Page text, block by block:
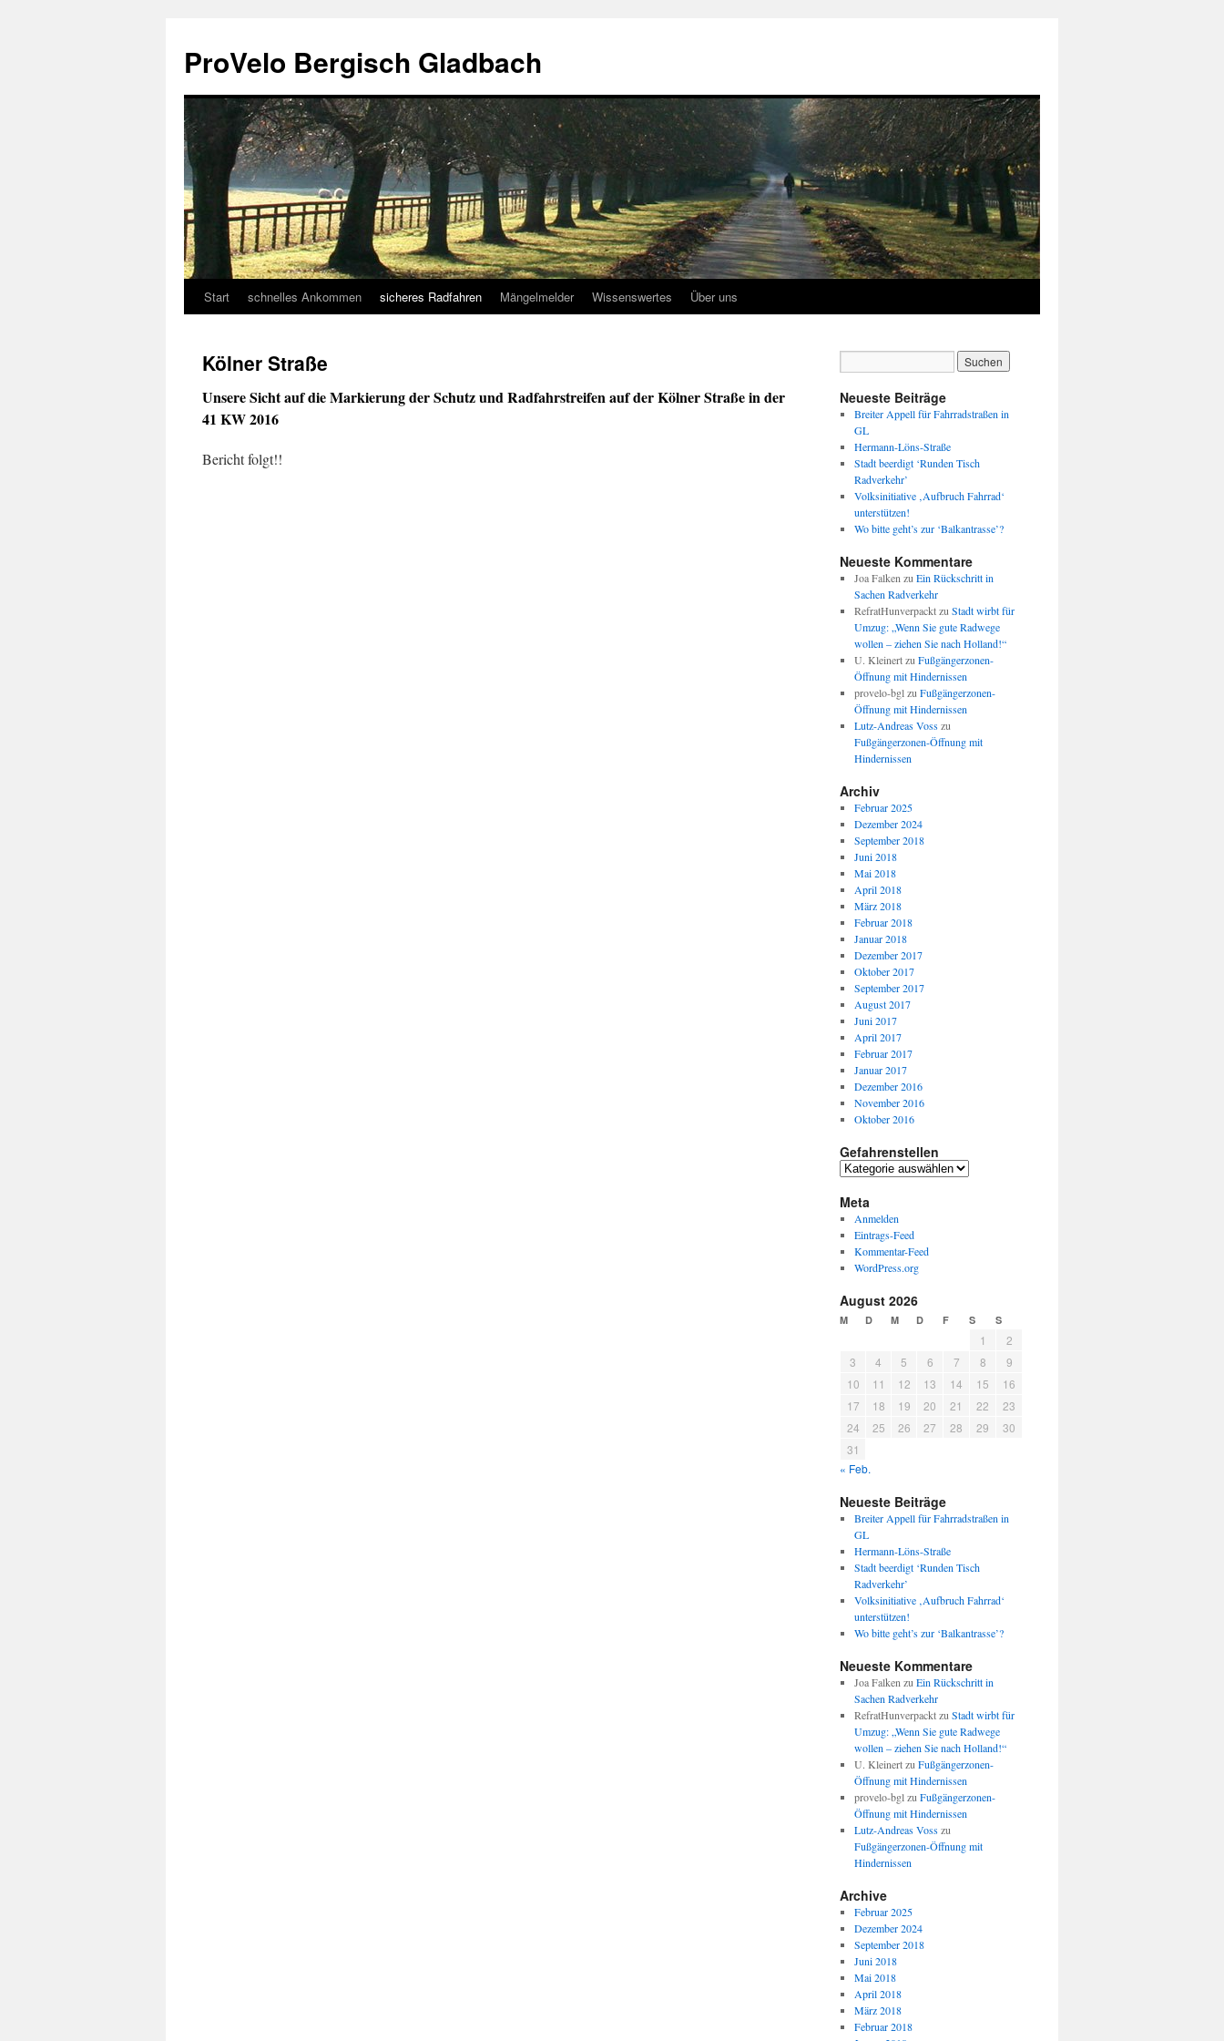
springen
ProVelo Bergisch Gladbach
Start schnelles Ankommen sicheres Radfahren Mängelmelder Wissenswertes Über uns
Kölner Straße
Unsere Sicht auf die Markierung der Schutz und Radfahrstreifen auf der Kölner Straße in der
41 KW 2016
Bericht folgt!!
Neueste Beiträge
Breiter Appell für Fahrradstraßen in
GL
Hermann-Löns-Straße
Stadt beerdigt ‘Runden Tisch
Radverkehr’
Volksinitiative ‚Aufbruch Fahrrad‘
unterstützen!
Wo bitte geht’s zur ‘Balkantrasse’?
Neueste Kommentare
Joa Falken zu Ein Rückschritt in
Sachen Radverkehr
RefratHunverpacktzu Stadt wirbt für
Umzug: „Wenn Sie gute Radwege
wollen – ziehen Sie nach Holland!“
U. Kleinertzu Fußgängerzonen-
Öffnung mit Hindernissen
provelo-bglzu Fußgängerzonen-
Öffnung mit Hindernissen
Lutz-Andreas Vosszu
Fußgängerzonen-Öffnung mit
Hindernissen
Archiv
Februar 2025
Dezember 2024
September 2018
Juni 2018
Mai 2018
April 2018
März 2018
Februar 2018
Januar 2018
Dezember 2017
Oktober 2017
September 2017
August 2017
Juni 2017
April 2017
Februar 2017
Januar 2017
Dezember 2016
November 2016
Oktober 2016
Gefahrenstellen
Gefahrenstellen
Meta
Anmelden
Eintrags-Feed
Kommentar-Feed
WordPress.org
August 2026
M D M D F S S
1
2
3
4 5 6 7 8
9
10
11 12 13 14 15
16
17
18 19 20 21 22
23
24
25 26 27 28 29
30
31
« Feb.
Neueste Beiträge
Breiter Appell für Fahrradstraßen in
GL
Hermann-Löns-Straße
Stadt beerdigt ‘Runden Tisch
Radverkehr’
Volksinitiative ‚Aufbruch Fahrrad‘
unterstützen!
Wo bitte geht’s zur ‘Balkantrasse’?
Neueste Kommentare
Joa Falken zu Ein Rückschritt in
Sachen Radverkehr
RefratHunverpacktzu Stadt wirbt für
Umzug: „Wenn Sie gute Radwege
wollen – ziehen Sie nach Holland!“
U. Kleinertzu Fußgängerzonen-
Öffnung mit Hindernissen
provelo-bglzu Fußgängerzonen-
Öffnung mit Hindernissen
Lutz-Andreas Vosszu
Fußgängerzonen-Öffnung mit
Hindernissen
Archive
Februar 2025
Dezember 2024
September 2018
Juni 2018
Mai 2018
April 2018
März 2018
Februar 2018